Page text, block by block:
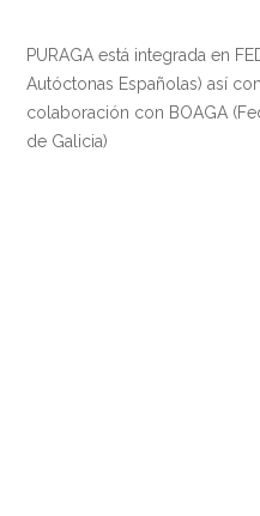
PURAGA está integrada en
Autóctonas Españolas) así
colaboración con BOAGA
de Galicia)